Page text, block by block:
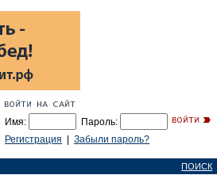
Имя:
Пароль:
Регистрация
Забыли пароль?
ПОИСК